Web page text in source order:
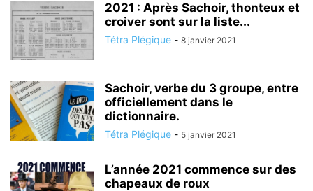
2021 : Après Sachoir, thonteux et
croiver sont sur la liste...
Tétra Plégique - 8 janvier 2021
Sachoir, verbe du 3 groupe, entre
officiellement dans le
dictionnaire.
Tétra Plégique - 5 janvier 2021
L’année 2021 commence sur des
chapeaux de roux